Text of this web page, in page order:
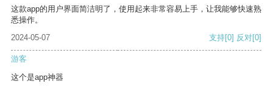
这款app的用户界面简洁明了，使用起来非常容易上手，让我能够快速熟
悉操作。
2024-05-07
支持[0] 反对[0]
游客
这个是app神器